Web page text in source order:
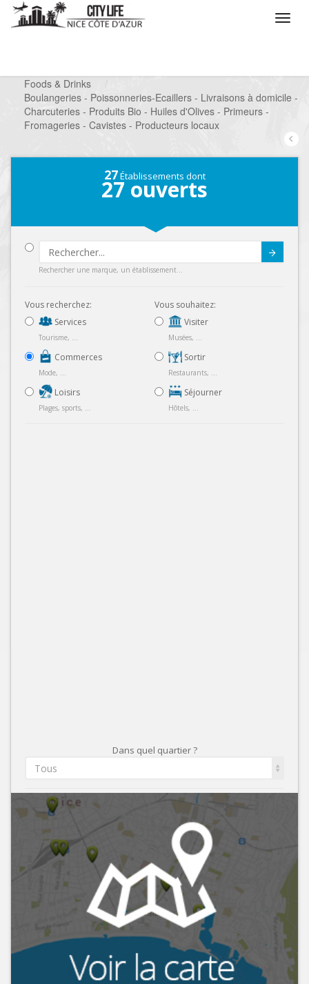
Foods & Drinks
/
Boulangeries - Poissonneries-Ecaillers - Livraisons à domicile -
Charcuteries - Produits Bio - Huiles d'Olives - Primeurs -
Fromageries - Cavistes - Producteurs locaux
27Établissements dont
27 ouverts
Rechercher une marque, un établissement...
Vous recherchez:
Services
Tourisme, ...
Commerces
Mode, ...
Loisirs
Plages, sports, ...
Vous souhaitez:
Visiter
Musées, ...
Sortir
Restaurants, ...
Séjourner
Hôtels, ...
Dans quel quartier ?
Tous